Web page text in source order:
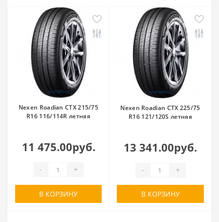
Nexen Roadian CTX 215/75
R16 116/114R летняя
11 475.00руб.
- +
В КОРЗИНУ
Nexen Roadian CTX 225/75
R16 121/120S летняя
13 341.00руб.
- +
В КОРЗИНУ